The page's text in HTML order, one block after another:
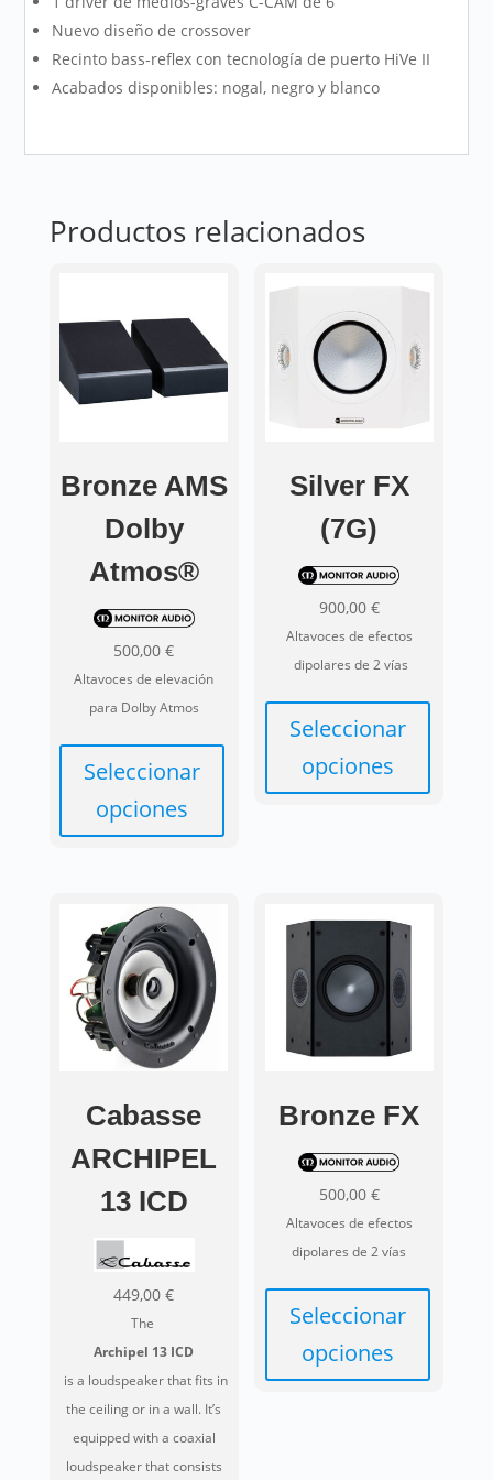
Nuevo diseño de crossover
Recinto bass-reflex con tecnología de puerto HiVe II
Acabados disponibles: nogal, negro y blanco
Productos relacionados
Bronze AMS
Dolby
Atmos®
500,00€
Altavoces de elevación
para Dolby Atmos
Seleccionar
opciones
tiene
múltiples
variantes.
Las
opciones
se
elegir
la
página
Silver FX
(7G)
900,00 €
Altavoces de efectos
dipolares de 2 vías
Seleccionar
opciones
variantes.
Las
opciones
se
pueden
la
página
Cabasse
ARCHIPEL
13 ICD
449,00€
The
Archipel 13 ICD
is a loudspeaker that fits in
the ceiling or in a wall. It’s
equipped with a coaxial
loudspeaker that consists
Bronze FX
500,00 €
Altavoces de efectos
dipolares de 2 vías
Seleccionar
opciones